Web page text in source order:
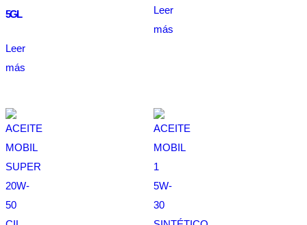
5GL
Leer
más
Leer
más